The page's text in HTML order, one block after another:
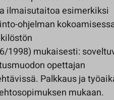
ilmaisutaitoa esimerkiksi
ohjelman
1998) mukaisesti:
opettajan
Palkkaus ja
mukaan.